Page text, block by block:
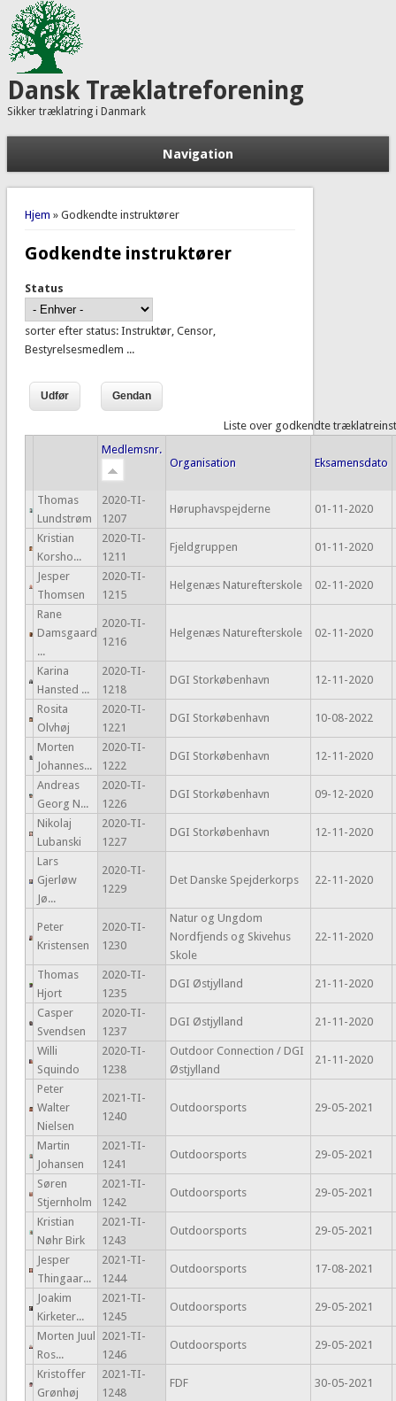
Dansk Træklatreforening
Sikker træklatring i Danmark
Navigation
Du er her
Hjem » Godkendte instruktører
Godkendte instruktører
Status
sorter efter status: Instruktør, Censor,
Bestyrelsesmedlem ...
Liste over godkendte
Medlemsnr.
Organisation
Eksamensdato
Thomas
Lundstrøm
2020-TI-
1207
Høruphavspejderne 01-11-2020
Kristian
Korsho...
2020-TI-
1211
Fjeldgruppen 01-11-2020
Jesper
Thomsen
2020-TI-
1215
Helgenæs Naturefterskole 02-11-2020
Rane
Damsgaard
...
2020-TI-
1216
Helgenæs Naturefterskole 02-11-2020
Karina
Hansted ...
2020-TI-
1218
DGI Storkøbenhavn 12-11-2020
Rosita
Olvhøj
2020-TI-
1221
DGI Storkøbenhavn 10-08-2022
Morten
Johannes...
2020-TI-
1222
DGI Storkøbenhavn 12-11-2020
Andreas
Georg N...
2020-TI-
1226
DGI Storkøbenhavn 09-12-2020
Nikolaj
Lubanski
2020-TI-
1227
DGI Storkøbenhavn 12-11-2020
Lars
Gjerløw
Jø...
2020-TI-
1229
Det Danske Spejderkorps 22-11-2020
Peter
Kristensen
2020-TI-
1230
Natur og Ungdom
Nordfjends og Skivehus
Skole
22-11-2020
Thomas
Hjort
2020-TI-
1235
DGI Østjylland 21-11-2020
Casper
Svendsen
2020-TI-
1237
DGI Østjylland 21-11-2020
Willi
Squindo
2020-TI-
1238
Outdoor Connection / DGI
Østjylland
21-11-2020
Peter
Walter
Nielsen
2021-TI-
1240
Outdoorsports 29-05-2021
Martin
Johansen
2021-TI-
1241
Outdoorsports 29-05-2021
Søren
Stjernholm
2021-TI-
1242
Outdoorsports 29-05-2021
Kristian
Nøhr Birk
2021-TI-
1243
Outdoorsports 29-05-2021
Jesper
Thingaar...
2021-TI-
1244
Outdoorsports 17-08-2021
Joakim
Kirketer...
2021-TI-
1245
Outdoorsports 29-05-2021
Morten Juul
Ros...
2021-TI-
1246
Outdoorsports 29-05-2021
Kristoffer
Grønhøj
2021-TI-
1248
FDF 30-05-2021